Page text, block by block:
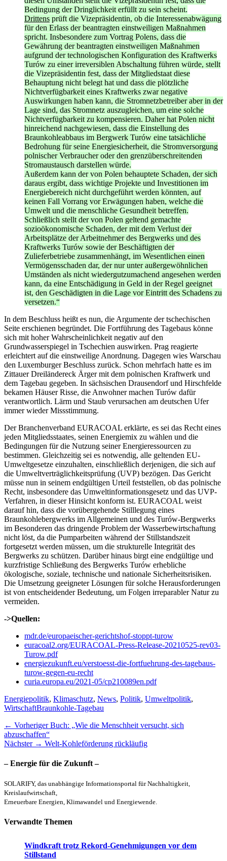
Bedingung der Dringlichkeit erfüllt zu sein scheint.
Drittens prüft die Vizepräsidentin, ob die Interessenabwägung
für den Erlass der beantragten einstweiligen Maßnahmen
spricht. Insbesondere zum Vortrag Polens, dass die
Gewährung der beantragten einstweiligen Maßnahmen
aufgrund der technologischen Konfiguration des Kraftwerks
Turów zu einer irreversiblen Abschaltung führen würde, stellt
die Vizepräsidentin fest, dass der Mitgliedstaat diese
Behauptung nicht belegt hat und dass die plötzliche
Nichtverfügbarkeit eines Kraftwerks zwar negative
Auswirkungen haben kann, die Stromnetzbetreiber aber in der
Lage sind, das Stromnetz auszugleichen, um eine solche
Nichtverfügbarkeit zu kompensieren. Daher hat Polen nicht
hinreichend nachgewiesen, dass die Einstellung des
Braunkohleabbaus im Bergwerk Turów eine tatsächliche
Bedrohung für seine Energiesicherheit, die Stromversorgung
polnischer Verbraucher oder den grenzüberschreitenden
Stromaustausch darstellen würde.
Außerdem kann der von Polen behauptete Schaden, der sich
daraus ergibt, dass wichtige Projekte und Investitionen im
Energiebereich nicht durchgeführt werden könnten, auf
keinen Fall Vorrang vor Erwägungen haben, welche die
Umwelt und die menschliche Gesundheit betreffen.
Schließlich stellt der von Polen geltend gemachte
sozioökonomische Schaden, der mit dem Verlust der
Arbeitsplätze der Arbeitnehmer des Bergwerks und des
Kraftwerks Turów sowie der Beschäftigten der
Zulieferbetriebe zusammenhängt, im Wesentlichen einen
Vermögensschaden dar, der nur unter außergewöhnlichen
Umständen als nicht wiedergutzumachend angesehen werden
kann, da eine Entschädigung in Geld in der Regel geeignet
ist, den Geschädigten in die Lage vor Eintritt des Schadens zu
versetzen.“
In dem Beschluss heißt es nun, die Argumente der tschechischen
Seite erschienen begründet. Die Fortführung des Tagebaus könne
sich mit hoher Wahrscheinlichkeit negativ auf den
Grundwasserspiegel in Tschechien auswirken. Prag reagierte
erleichtert auf die einstweilige Anordnung. Dagegen wies Warschau
den Luxemburger Beschluss zurück. Schon mehrfach hatte es im
Zittauer Dreiländereck Ärger mit dem polnischen Kraftwerk und
dem Tagebau gegeben. In sächsischen Drausendorf und Hirschfelde
bekamen Häuser Risse, die Anwohner machen Turów dafür
verantwortlich. Lärm und Staub verursachen am deutschen Ufer
immer wieder Missstimmung.
Der Branchenverband EURACOAL erklärte, es sei das Recht eines
jeden Mitgliedsstaates, seinen Energiemix zu wählen und die
Bedingungen für die Nutzung seiner Energieressourcen zu
bestimmen. Gleichzeitig sei es notwendig, alle geltenden EU-
Umweltgesetze einzuhalten, einschließlich derjenigen, die sich auf
die Umweltverträglichkeitsprüfung (UVP) bezögen. Das Gericht
müsse nun in seinem endgültigen Urteil feststellen, ob das polnische
Recht, insbesondere das Umweltinformationsgesetz und das UVP-
Verfahren, in dieser Hinsicht konform ist. EURACOAL weist
darauf hin, dass die vorübergehende Stilllegung eines
Braunkohlebergwerks im Allgemeinen und des Turów-Bergwerks
im Besonderen das dringende Problem der Wasserbewirtschaftung
nicht löst, da die Pumparbeiten während der Stillstandszeit
fortgesetzt werden müssen, um die strukturelle Integrität des
Bergwerks zu schützen. Darüber hinaus birgt eine endgültige und
kurzfristige Schließung des Bergwerks Turów erhebliche
ökologische, soziale, technische und nationale Sicherheitsrisiken.
Die Umsetzung geeigneter Lösungen für solche Herausforderungen
ist von entscheidender Bedeutung, um Folgen irreparabler Natur zu
vermeiden.
->Quellen:
mdr.de/europaeischer-gerichtshof-stoppt-turow
euracoal2.org/EURACOAL-Press-Release-20210525-rev03-
Turow.pdf
energiezukunft.eu/verstoesst-die-fortfuehrung-des-tagebaus-
turow-gegen-eu-recht
curia.europa.eu/2021-05/cp210089en.pdf
Kategorien
Energiepolitik, Klimaschutz, News, Politik, Umweltpolitik,
WirtschaftSchlagworte
Braunkohle-Tagebau
Beitragsnavigation
← Vorheriger Vorheriger
Buch: „Wie die Menschheit versucht, sich
abzuschaffen“
Nächster → Nächster
Welt-Kohleförderung rückläufig
– Energie für die Zukunft –
SOLARIFY, das unabhängige Informationsportal für Nachhaltigkeit,
Kreislaufwirtschaft,
Erneuerbare Energien, Klimawandel und Energiewende.
Verwandte Themen
Windkraft trotz Rekord-Genehmigungen vor dem
Stillstand